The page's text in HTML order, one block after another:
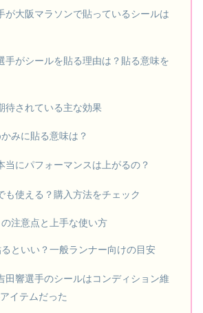
が大阪マラソンで貼っているシールは
手がシールを貼る理由は？貼る意味を
待されている主な効果
みに貼る意味は？
当にパフォーマンスは上がるの？
も使える？購入方法をチェック
注意点と上手な使い方
といい？一般ランナー向けの目安
田響選手のシールはコンディション維
イテムだった